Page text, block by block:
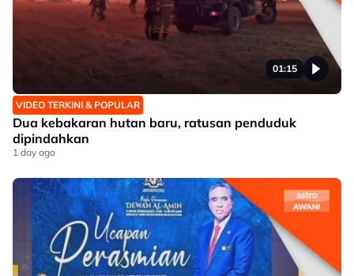
01:15
VIDEO TERKINI & POPULAR
Dua kebakaran hutan baru, ratusan penduduk
dipindahkan
1 day ago